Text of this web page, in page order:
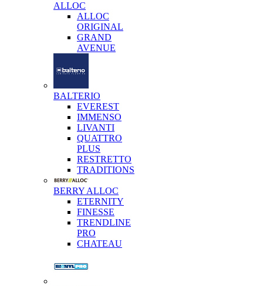
ALLOC
ALLOC
ORIGINAL
GRAND
AVENUE
BALTERIO
EVEREST
IMMENSO
LIVANTI
QUATTRO
PLUS
RESTRETTO
TRADITIONS
BERRY ALLOC
ETERNITY
FINESSE
TRENDLINE
PRO
CHATEAU